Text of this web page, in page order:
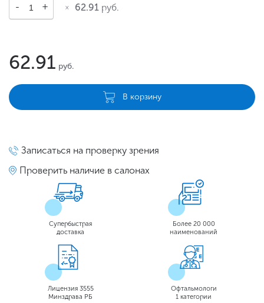
62.91 руб.
62.91 руб.
В корзину
Записаться на проверку зрения
Проверить наличие в салонах
Супербыстрая
доставка
Более 20 000
наименований
Лицензия 3555
Минздрава РБ
Офтальмологи
1 категории